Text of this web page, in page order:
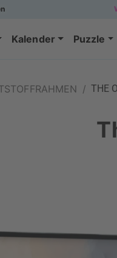
Kalender Puzzle
/ THE